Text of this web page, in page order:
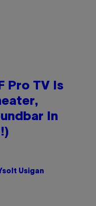
Pro TV Is
In
Usigan